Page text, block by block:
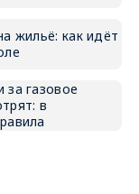
жильё: как идёт
за газовое
в